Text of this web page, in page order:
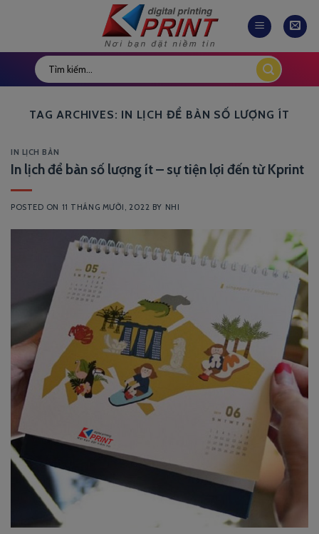
TAG ARCHIVES: IN LỊCH ĐỂ BÀN SỐ LƯỢNG ÍT
IN LỊCH BÀN
In lịch để bàn số lượng ít – sự tiện lợi đến từ Kprint
POSTED ON 11 THÁNG MƯỜI, 2022 BY NHI